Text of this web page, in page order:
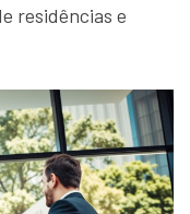
residências e